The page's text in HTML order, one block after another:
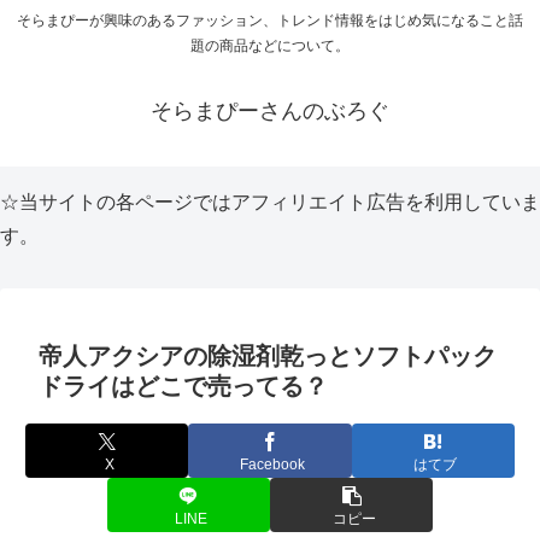
そらまぴーが興味のあるファッション、トレンド情報をはじめ気になること話
題の商品などについて。
そらまぴーさんのぶろぐ
☆当サイトの各ページではアフィリエイト広告を利用していま
す。
帝人アクシアの除湿剤乾っとソフトパック
ドライはどこで売ってる？
X Facebook はてブ
LINE コピー